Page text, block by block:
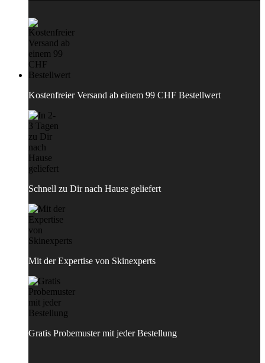
Kostenfreier Versand ab einem 99 CHF Bestellwert
Schnell zu Dir nach Hause geliefert
Mit der Expertise von Skinexperts
Gratis Probemuster mit jeder Bestellung